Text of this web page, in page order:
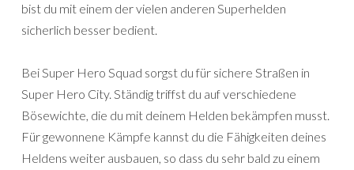
bist du mit einem der vielen anderen Superhelden
sicherlich besser bedient.
Bei Super Hero Squad sorgst du für sichere Straßen in
Super Hero City. Ständig triffst du auf verschiedene
Bösewichte, die du mit deinem Helden bekämpfen musst.
Für gewonnene Kämpfe kannst du die Fähigkeiten deines
Heldens weiter ausbauen, so dass du sehr bald zu einem